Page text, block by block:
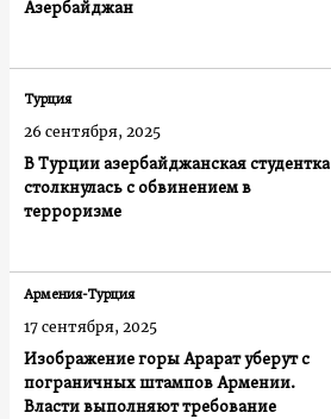
Азербайджан
В Турции азербайджанская студентка
столкнулась с обвинением в
терроризме
Турция
26 сентября, 2025
Изображение горы Арарат уберут с
пограничных штампов Армении.
Власти выполняют требование
Армения-Турция
17 сентября, 2025